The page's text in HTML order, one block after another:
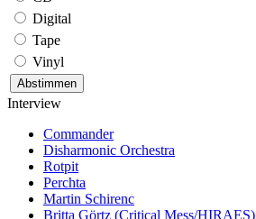
Digital
Tape
Vinyl
Interview
Commander
Disharmonic Orchestra
Rotpit
Perchta
Martin Schirenc
Britta Görtz (Critical Mess/HIRAES)